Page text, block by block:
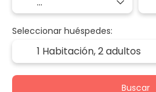
Seleccionar huéspedes:
1 Habitación,2 adultos
Buscar